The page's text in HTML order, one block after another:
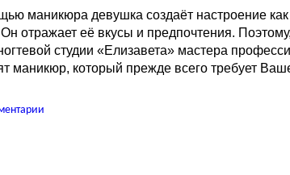
маникюра девушка создаёт настроение
отражает её вкусы и предпочтения.
студии «Елизавета» мастера
маникюр, который прежде всего требует